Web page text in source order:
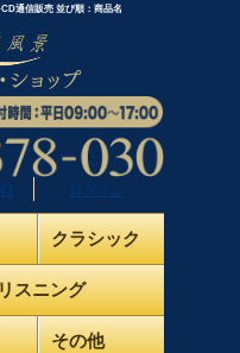
通信販売 並び順：商品名
ログイン
クラシック
スニング
その他